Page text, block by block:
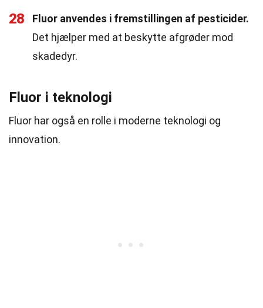
28
Fluor anvendes i fremstillingen af pesticider.
Det hjælper med at beskytte afgrøder mod
skadedyr.
Fluor i teknologi
Fluor har også en rolle i moderne teknologi og
innovation.